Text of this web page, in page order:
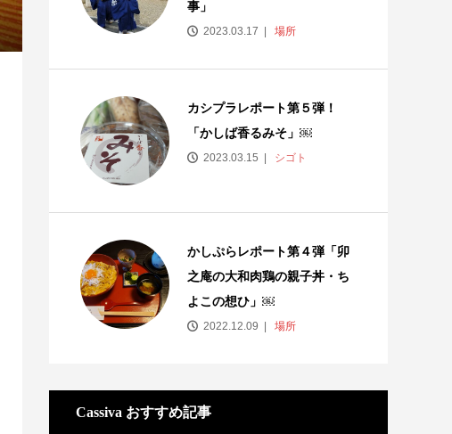
事」
2023.03.17 場所
カシプラレポート第５弾！
「かしば香るみそ」￼
2023.03.15 シゴト
かしぷらレポート第４弾「卯
之庵の大和肉鶏の親子丼・ち
よこの想ひ」￼
2022.12.09 場所
Cassiva おすすめ記事